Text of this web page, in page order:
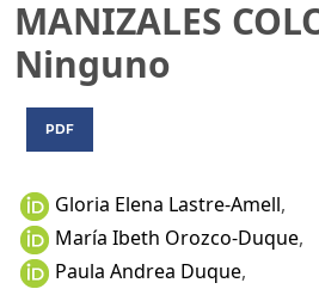
MANIZALES
Ninguno
PDF
Gloria Elena Lastre-Amell,
María Ibeth Orozco-Duque,
Paula Andrea Duque,